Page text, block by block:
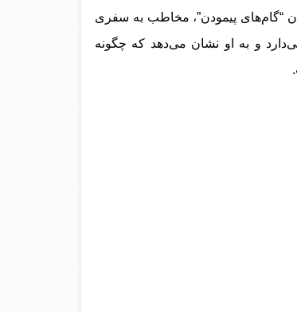
“گام‌های پیمودن”، مخاطب به سفری
و به او نشان می‌دهد که چگونه